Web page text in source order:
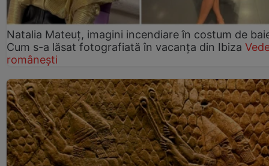
Natalia Mateuț, imagini incendiare în costum de
Cum s-a lăsat fotografiată în vacanța din Ibiza
românești